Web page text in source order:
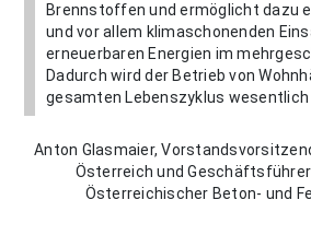
Brennstoffen und ermöglicht dazu
und vor allem klimaschonenden
erneuerbaren Energien im
Dadurch wird der Betrieb von
gesamten Lebenszyklus
Anton Glasmaier,
Österreich und
Österreichischer Beton- und